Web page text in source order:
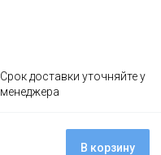
Срок доставки уточняйте у
менеджера
В корзину